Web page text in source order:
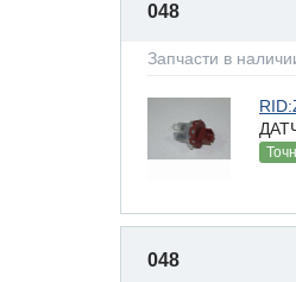
048
Запчасти в
048